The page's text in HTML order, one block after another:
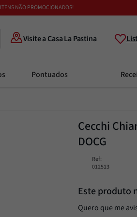
NÃO PROMOCIONADOS!
Visite a Casa La Pastina
Pontuados
Cecchi
DOCG
Ref:
012513
Este produto
Quero que me